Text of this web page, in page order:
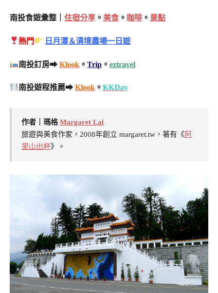
南投食遊彙整｜ 住宿分享 。 美食。 咖啡 。 景點
熱門 日月潭＆清境農場一日遊
南投訂房➡Klook 。Trip 。eztravel
南投遊程推薦➡Klook 。KKDay
作者｜瑪格Margaret Lai
旅遊與美食作家，2008年創立 margaret.tw，著有《阿
里山出杯》。